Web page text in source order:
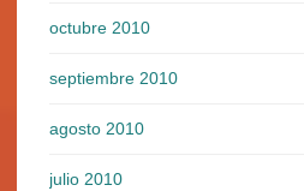
octubre 2010
septiembre 2010
agosto 2010
julio 2010